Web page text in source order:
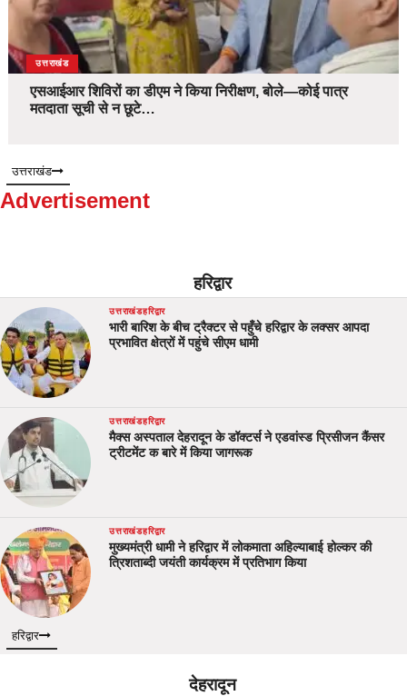
उत्तराखंड
एसआईआर शिविरों का डीएम ने किया निरीक्षण, बोले—कोई पात्र
मतदाता सूची से न छूटे…
उत्तराखंड
Advertisement
हरिद्वार
उत्तराखंडहरिद्वार
भारी बारिश के बीच ट्रैक्टर से पहुँचे हरिद्वार के लक्सर आपदा
प्रभावित क्षेत्रों में पहुंचे सीएम धामी
उत्तराखंडहरिद्वार
मैक्स अस्पताल देहरादून के डॉक्टर्स ने एडवांस्ड प्रिसीजन कैंसर
ट्रीटमेंट क बारे में किया जागरूक
उत्तराखंडहरिद्वार
मुख्यमंत्री धामी ने हरिद्वार में लोकमाता अहिल्याबाई होल्कर की
त्रिशताब्दी जयंती कार्यक्रम में प्रतिभाग किया
हरिद्वार
देहरादून